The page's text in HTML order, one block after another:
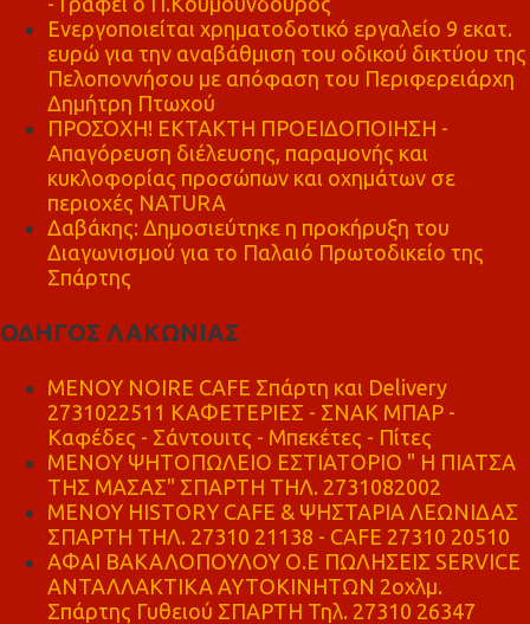
Ενεργοποιείται χρηματοδοτικό εργαλείο 9 εκατ.
ευρώ για την αναβάθμιση του οδικού δικτύου της
Πελοποννήσου με απόφαση του Περιφερειάρχη
Δημήτρη Πτωχού
ΠΡΟΣΟΧΗ! ΕΚΤΑΚΤΗ ΠΡΟΕΙΔΟΠΟΙΗΣΗ -
Απαγόρευση διέλευσης, παραμονής και
κυκλοφορίας προσώπων και οχημάτων σε
περιοχές NATURA
Δαβάκης: Δημοσιεύτηκε η προκήρυξη του
Διαγωνισμού για το Παλαιό Πρωτοδικείο της
Σπάρτης
ΟΔΗΓΟΣ ΛΑΚΩΝΙΑΣ
MENOY NOIRE CAFE Σπάρτη και Delivery
2731022511 ΚΑΦΕΤΕΡΙΕΣ - ΣΝΑΚ ΜΠΑΡ -
Καφέδες - Σάντουιτς - Μπεκέτες - Πίτες
ΜΕΝΟΥ ΨΗΤΟΠΩΛΕΙΟ ΕΣΤΙΑΤΟΡΙΟ " Η ΠΙΑΤΣΑ
ΤΗΣ ΜΑΣΑΣ" ΣΠΑΡΤΗ ΤΗΛ. 2731082002
ΜΕΝΟΥ HISTORY CAFE & ΨΗΣΤΑΡΙΑ ΛΕΩΝΙΔΑΣ
ΣΠΑΡΤΗ ΤΗΛ. 27310 21138 - CAFE 27310 20510
ΑΦΑΙ ΒΑΚΑΛΟΠΟΥΛΟΥ Ο.Ε ΠΩΛΗΣΕΙΣ SERVICE
ΑΝΤΑΛΛΑΚΤΙΚΑ ΑΥΤΟΚΙΝΗΤΩΝ 2οχλμ.
Σπάρτης Γυθειού ΣΠΑΡΤΗ Τηλ. 27310 26347